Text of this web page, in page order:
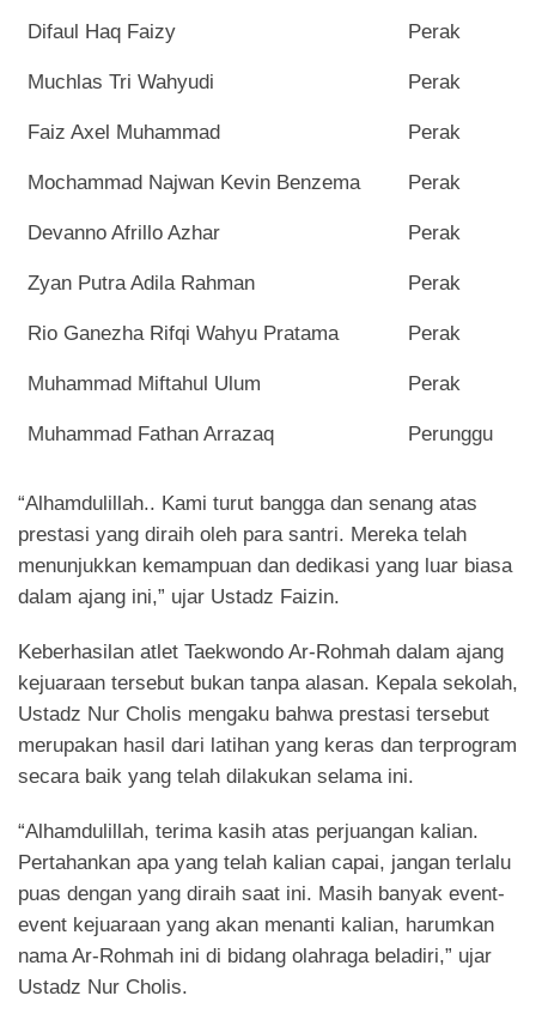
Difaul Haq Faizy Perak
Muchlas Tri Wahyudi Perak
Faiz Axel Muhammad Perak
Mochammad Najwan Kevin Benzema Perak
Devanno Afrillo Azhar Perak
Zyan Putra Adila Rahman Perak
Rio Ganezha Rifqi Wahyu Pratama Perak
Muhammad Miftahul Ulum Perak
Muhammad Fathan Arrazaq Perunggu
“Alhamdulillah.. Kami turut bangga dan senang atas
prestasi yang diraih oleh para santri. Mereka telah
menunjukkan kemampuan dan dedikasi yang luar biasa
dalam ajang ini,” ujar Ustadz Faizin.
Keberhasilan atlet Taekwondo Ar-Rohmah dalam ajang
kejuaraan tersebut bukan tanpa alasan. Kepala sekolah,
Ustadz Nur Cholis mengaku bahwa prestasi tersebut
merupakan hasil dari latihan yang keras dan terprogram
secara baik yang telah dilakukan selama ini.
“Alhamdulillah, terima kasih atas perjuangan kalian.
Pertahankan apa yang telah kalian capai, jangan terlalu
puas dengan yang diraih saat ini. Masih banyak event-
event kejuaraan yang akan menanti kalian, harumkan
nama Ar-Rohmah ini di bidang olahraga beladiri,” ujar
Ustadz Nur Cholis.